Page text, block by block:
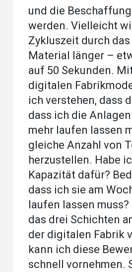
und die
werden. Vielleicht
Zykluszeit durch das
Material länger –
auf 50 Sekunden.
digitalen
ich verstehen, dass
dass ich die Anlagen
mehr laufen lassen
gleiche Anzahl von
herzustellen. Habe
Kapazität dafür?
dass ich sie am
laufen lassen
das drei Schichten
der digitalen Fabrik
kann ich diese
schnell vornehmen.